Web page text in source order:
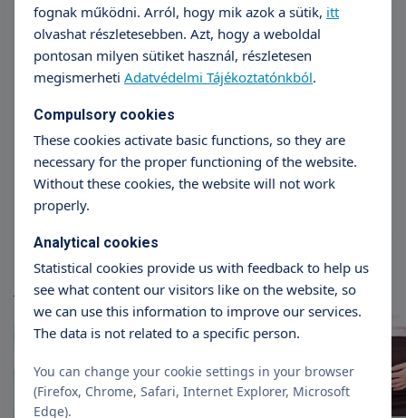
Dr. Árpád Rucz
Chief Obstetrician-Gynecologist
Articles
More articles
fognak működni. Arról, hogy mik azok a sütik, itt
olvashat részletesebben. Azt, hogy a weboldal
pontosan milyen sütiket használ, részletesen
megismerheti Adatvédelmi Tájékoztatónkból.
Compulsory cookies
These cookies activate basic functions, so they are
necessary for the proper functioning of the website.
Without these cookies, the website will not work
properly.
Analytical cookies
Statistical cookies provide us with feedback to help us
see what content our visitors like on the website, so
we can use this information to improve our services.
The data is not related to a specific person.
You can change your cookie settings in your browser
(Firefox, Chrome, Safari, Internet Explorer, Microsoft
Edge).